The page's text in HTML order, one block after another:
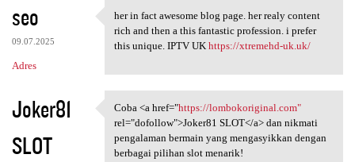
seo
09.07.2025
Adres
her in fact awesome blog page
her in fact awesome blog page. her realy content
rich and then a this fantastic profession. i prefer
this unique. IPTV UK https://xtremehd-uk.uk/
Joker81
SLOT
Coba <a href="https:/
Coba <a href="https://lombokoriginal.com"
rel="dofollow">Joker81 SLOT</a> dan nikmati
pengalaman bermain yang mengasyikkan dengan
berbagai pilihan slot menarik!